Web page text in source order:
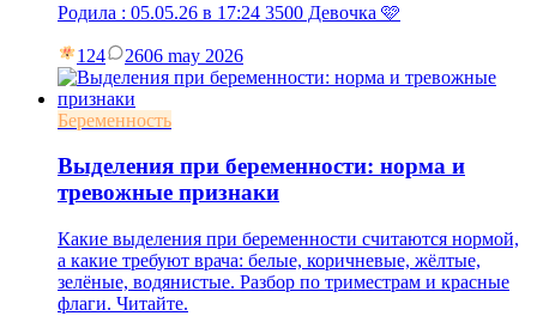
Родила : 05.05.26 в 17:24 3500 Девочка 🩷
124 2606 may 2026
Беременность
Выделения при беременности: норма и
тревожные признаки
Какие выделения при беременности считаются нормой,
а какие требуют врача: белые, коричневые, жёлтые,
зелёные, водянистые. Разбор по триместрам и красные
флаги. Читайте.